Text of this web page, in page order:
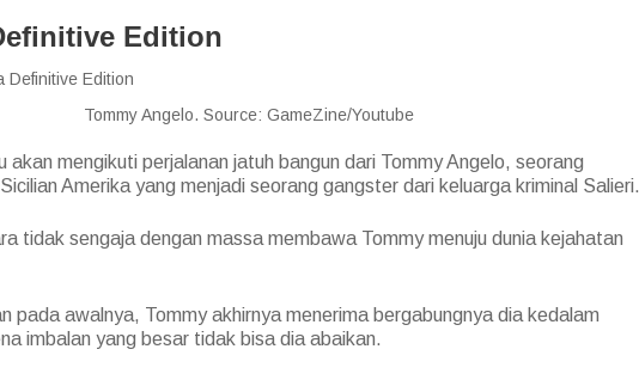
Edition
Tommy Angelo. Source: GameZine/Youtube
akan mengikuti perjalanan jatuh bangun dari Tommy Angelo, seorang
Amerika yang menjadi seorang gangster dari keluarga kriminal Salieri.
tidak sengaja dengan massa membawa Tommy menuju dunia kejahatan
pada awalnya, Tommy akhirnya menerima bergabungnya dia kedalam
imbalan yang besar tidak bisa dia abaikan.